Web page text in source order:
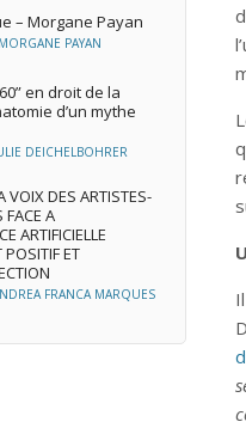
– Morgane Payan
MORGANE PAYAN
en droit de la
d’un mythe
DEICHELBOHRER
VOIX DES ARTISTES-
FACE A
ARTIFICIELLE
ET
FRANCA MARQUES